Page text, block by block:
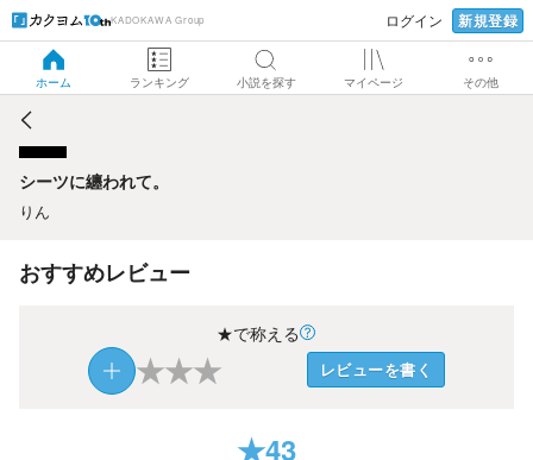
KADOKAWA Group ログイン 新規登録
ホーム ランキング 小説を探す マイページ その他
シーツに纏われて。
シーツに纏われて。
りん
おすすめレビュー
★で称える
★★★ レビューを書く
★43